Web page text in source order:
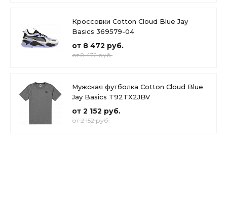
Кроссовки Cotton Cloud Blue Jay
Basics 369579-04
от 8 472 руб.
от 8 472 руб.
Мужская футболка Cotton Cloud Blue
Jay Basics T92TX2JBV
от 2 152 руб.
от 2 152 руб.